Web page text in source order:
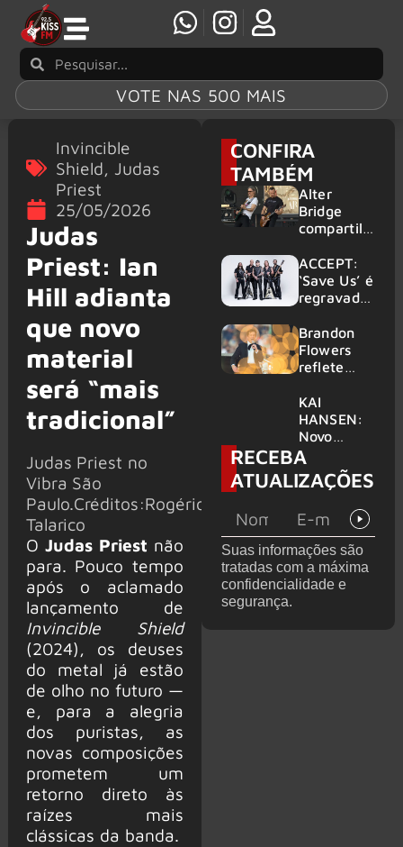
VOTE NAS 500 MAIS
Invincible
Shield, Judas
Priest
25/05/2026
Judas
Priest: Ian
Hill adianta
que novo
material
será “mais
tradicional”
Judas Priest no
Vibra São
Paulo.Créditos:Rogério
Talarico
OJudas Priest não
para. Pouco tempo
após o aclamado
lançamento de
Invincible Shield
(2024), os deuses
do metal já estão
de olho no futuro —
e, para a alegria
dos puristas, as
novas composições
prometem um
retorno direto às
raízes mais
clássicas da banda.
CONFIRA
TAMBÉM
Alter
Bridge
compartilh
vivo de
“Fortress”
gravada
am Ring
2026
ACCEPT:
‘Save Us’ é
regravada
membros
do GHOST
e KORN
Brandon
Flowers
reflete
futuro e
levanta
possibilida
de de
deixar os
palcos
KAI
HANSEN:
Novo
single
‘Welcome
To Life’ é
RECEBA
ATUALIZAÇÕES
Suas informações são
tratadas com a máxima
confidencialidade e
segurança.